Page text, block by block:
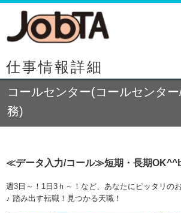
仕事情報詳細
コールセンター(コールセンタ
務)
≪データ入力/コール≫短期・長期
週3日～！1日3ｈ～！など、あなたにピッタリの
♪ 踏み出す転職！見つかる天職！